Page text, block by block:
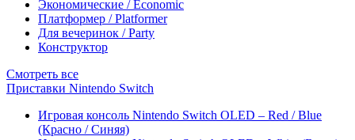
Экономические / Economic
Платформер / Platformer
Для вечеринок / Party
Конструктор
Смотреть все
Приставки Nintendo Switch
Игровая консоль Nintendo Switch OLED – Red / Blue
(Красно / Синяя)